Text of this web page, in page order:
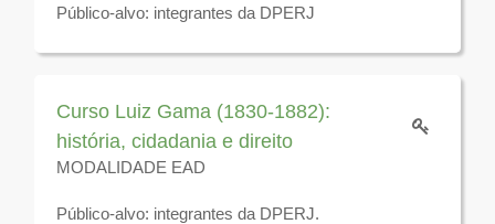
Público-alvo: integrantes da DPERJ
Disponível para visualização até 31 de dezembro de
Curso Luiz Gama (1830-1882):
história, cidadania e direito
MODALIDADE EAD
Público-alvo: integrantes da DPERJ.